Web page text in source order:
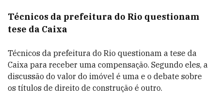
Técnicos da prefeitura do Rio questionam
tese da Caixa
Técnicos da prefeitura do Rio questionam a tese da
Caixa para receber uma compensação. Segundo eles, a
discussão do valor do imóvel é uma e o debate sobre
os títulos de direito de construção é outro.